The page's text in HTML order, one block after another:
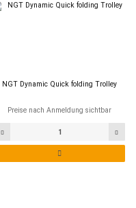
NGT Dynamic Quick folding Trolley
Preise nach Anmeldung sichtbar